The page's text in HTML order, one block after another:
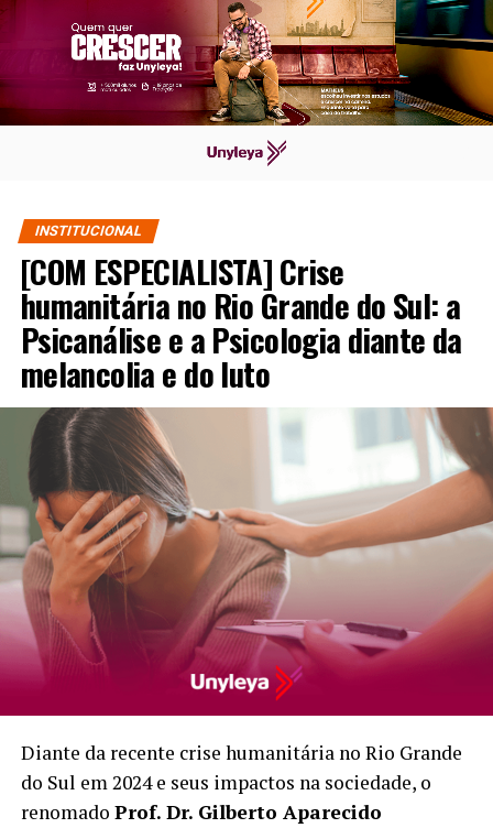
INSTITUCIONAL
[COM ESPECIALISTA] Crise
humanitária no Rio Grande do Sul: a
Psicanálise e a Psicologia diante da
melancolia e do luto
Diante da recente crise humanitária no Rio Grande
do Sul em 2024 e seus impactos na sociedade, o
renomado Prof. Dr. Gilberto Aparecido